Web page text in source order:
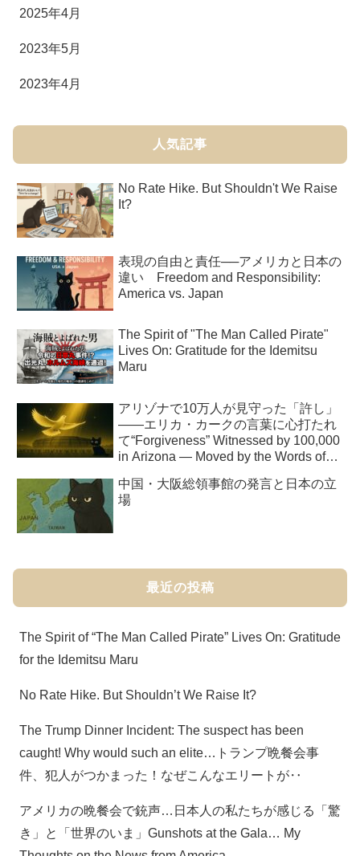
2025年4月
2023年5月
2023年4月
人気記事
No Rate Hike. But Shouldn't We Raise
It?
表現の自由と責任──アメリカと日本の
違い Freedom and Responsibility:
America vs. Japan
The Spirit of "The Man Called Pirate"
Lives On: Gratitude for the Idemitsu
Maru
アリゾナで10万人が見守った「許し」
――エリカ・カークの言葉に心打たれ
て“Forgiveness” Witnessed by 100,000
in Arizona — Moved by the Words of
中国・大阪総領事館の発言と日本の立
場
最近の投稿
The Spirit of “The Man Called Pirate” Lives On: Gratitude
for the Idemitsu Maru
No Rate Hike. But Shouldn’t We Raise It?
The Trump Dinner Incident: The suspect has been
caught! Why would such an elite…トランプ晩餐会事
件、犯人がつかまった！なぜこんなエリートが‥
アメリカの晩餐会で銃声…日本人の私たちが感じる「驚
き」と「世界のいま」Gunshots at the Gala… My